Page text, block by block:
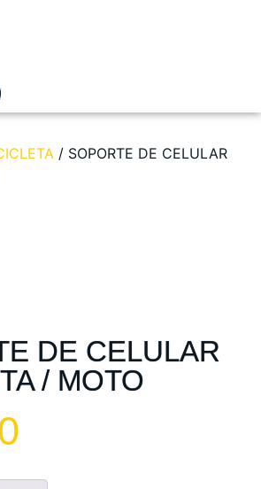
/ SOPORTE DE CELULAR
DE CELULAR
/ MOTO